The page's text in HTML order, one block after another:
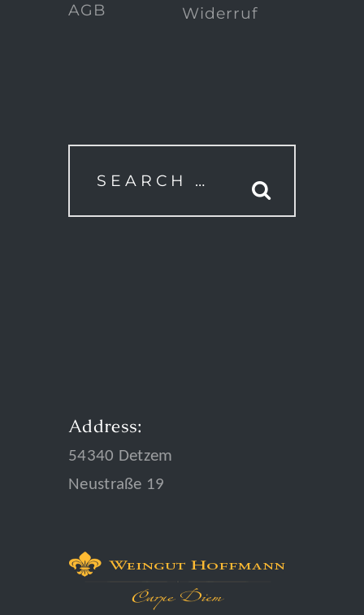
AGB
Widerruf
Address:
54340 Detzem
Neustraße 19